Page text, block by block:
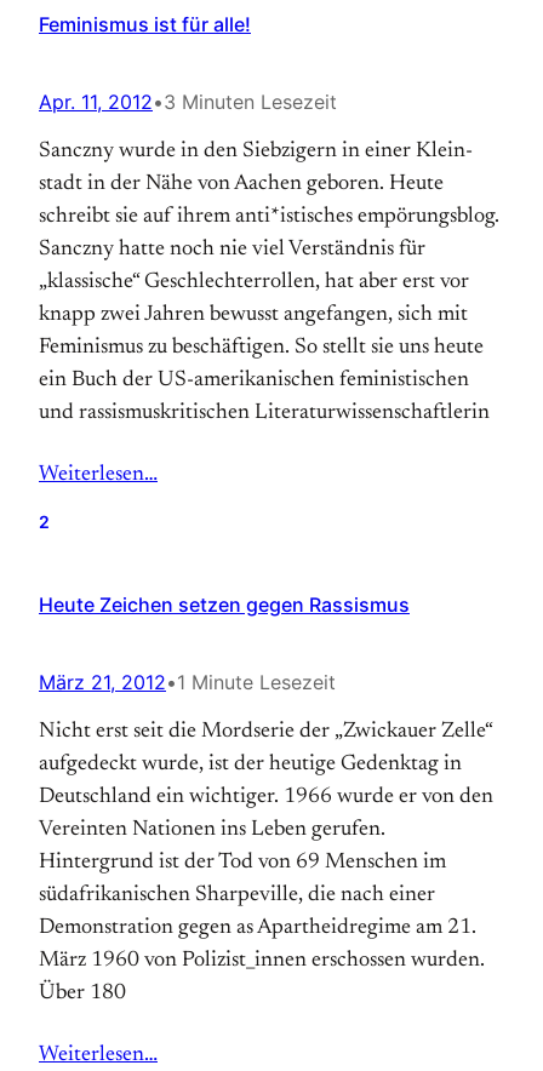
Feminismus ist für alle!
Apr. 11, 2012•3 Minuten Lesezeit
Sanczny wurde in den Siebzigern in einer Klein­
stadt in der Nähe von Aachen geboren. Heute
schreibt sie auf ihrem anti*istisches empörungsblog.
Sanczny hatte noch nie viel Ver­ständnis für
„klassische“ Geschlechter­rollen, hat aber erst vor
knapp zwei Jahren bewusst angefangen, sich mit
Feminismus zu beschäftigen. So stellt sie uns heute
ein Buch der US-amerikanischen feministischen
und rassismuskritischen Literatur­wissen­schaftlerin
Weiterlesen…
2
Heute Zeichen setzen gegen Rassismus
März 21, 2012•1 Minute Lesezeit
Nicht erst seit die Mordserie der „Zwickauer Zelle“
aufgedeckt wurde, ist der heutige Gedenktag in
Deutschland ein wichtiger. 1966 wurde er von den
Vereinten Nationen ins Leben gerufen.
Hintergrund ist der Tod von 69 Menschen im
südafrikanischen Sharpeville, die nach einer
Demonstration gegen as Apartheidregime am 21.
März 1960 von Polizist_innen erschossen wurden.
Über 180
Weiterlesen…